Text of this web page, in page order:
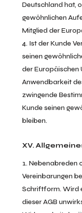
Deutschland hat,
gewöhnlichen
Mitglied der
Ist der Kunde
seinen
der Europäischen
Anwendbarkeit
zwingende
Kunde seinen
bleiben.
XV.
Nebenabreden
Vereinbarungen
Schriftform. Wird
dieser AGB